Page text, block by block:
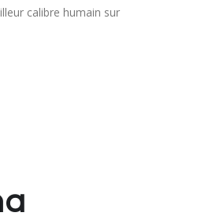
calibre humain sur